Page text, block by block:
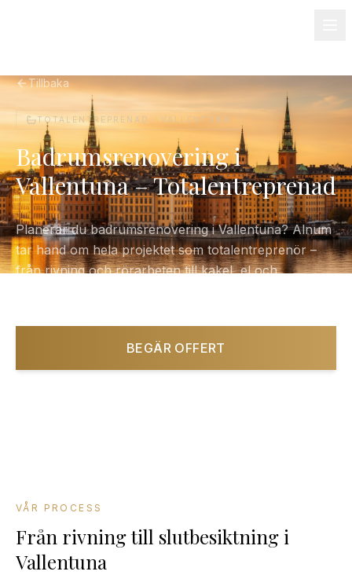
Tillbaka
TOTALENTREPRENAD · VALLENTUNA
Badrumsrenovering i
Vallentuna – Totalentreprenad
Planerar du badrumsrenovering i Vallentuna? Alnum
tar hand om hela projektet som totalentreprenör –
från rivning och rörarbeten till kakel, el och
BEGÄR OFFERT
VÅR PROCESS
Från rivning till slutbesiktning i
Vallentuna